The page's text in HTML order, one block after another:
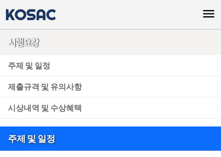
KOSAC menu
시행요강
주제 및 일정
제출규격 및 유의사항
시상내역 및 수상혜택
주제 및 일정